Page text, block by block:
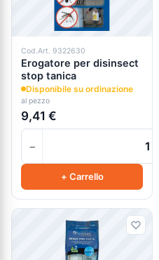
Cod.Art. 9322630
Erogatore per disinsect
stop tanica
Disponibile su ordinazione
al pezzo
9,41 €
−
+ Carrello